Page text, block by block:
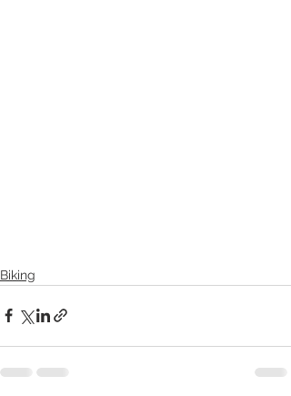
Biking